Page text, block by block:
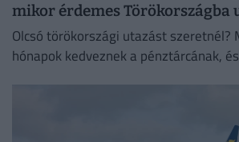
mikor érdemes Törökországba
Olcsó törökországi utazást szeretnél?
hónapok kedveznek a pénztárcának,